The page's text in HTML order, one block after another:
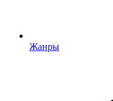
Жанры